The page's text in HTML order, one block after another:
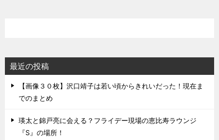
最近の投稿
【画像３０枚】沢口靖子は若い頃からきれいだった！現在ま
でのまとめ
瑛太と錦戸亮に会える？フライデー現場の恵比寿ラウンジ
『S』の場所！